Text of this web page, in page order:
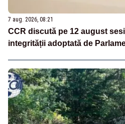
7 aug. 2026, 08:21
CCR discută pe 12 august
integrității adoptată de